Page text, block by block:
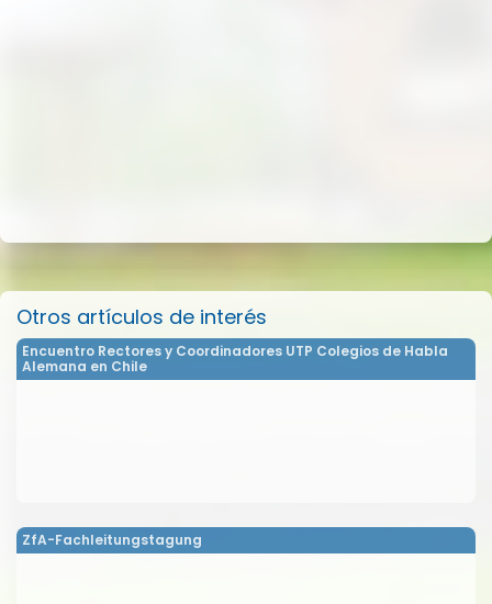
Otros artículos de interés
Encuentro Rectores y Coordinadores UTP Colegios de Habla
Alemana en Chile
ZfA-Fachleitungstagung